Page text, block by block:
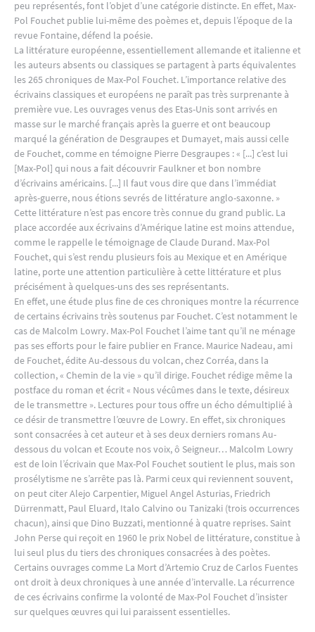
peu représentés, font l’objet d’une catégorie distincte. En effet, Max-
Pol Fouchet publie lui-même des poèmes et, depuis l’époque de la
revue Fontaine, défend la poésie.
La littérature européenne, essentiellement allemande et italienne et
les auteurs absents ou classiques se partagent à parts équivalentes
les 265 chroniques de Max-Pol Fouchet. L’importance relative des
écrivains classiques et européens ne paraît pas très surprenante à
première vue. Les ouvrages venus des Etas-Unis sont arrivés en
masse sur le marché français après la guerre et ont beaucoup
marqué la génération de Desgraupes et Dumayet, mais aussi celle
de Fouchet, comme en témoigne Pierre Desgraupes : « [...] c’est lui
[Max-Pol] qui nous a fait découvrir Faulkner et bon nombre
d’écrivains américains. [...] Il faut vous dire que dans l’immédiat
après-guerre, nous étions sevrés de littérature anglo-saxonne. »
Cette littérature n’est pas encore très connue du grand public. La
place accordée aux écrivains d’Amérique latine est moins attendue,
comme le rappelle le témoignage de Claude Durand. Max-Pol
Fouchet, qui s’est rendu plusieurs fois au Mexique et en Amérique
latine, porte une attention particulière à cette littérature et plus
précisément à quelques-uns des ses représentants.
En effet, une étude plus fine de ces chroniques montre la récurrence
de certains écrivains très soutenus par Fouchet. C’est notamment le
cas de Malcolm Lowry. Max-Pol Fouchet l’aime tant qu’il ne ménage
pas ses efforts pour le faire publier en France. Maurice Nadeau, ami
de Fouchet, édite Au-dessous du volcan, chez Corréa, dans la
collection, « Chemin de la vie » qu’il dirige. Fouchet rédige même la
postface du roman et écrit « Nous vécûmes dans le texte, désireux
de le transmettre ». Lectures pour tous offre un écho démultiplié à
ce désir de transmettre l’œuvre de Lowry. En effet, six chroniques
sont consacrées à cet auteur et à ses deux derniers romans Au-
dessous du volcan et Ecoute nos voix, ô Seigneur… Malcolm Lowry
est de loin l’écrivain que Max-Pol Fouchet soutient le plus, mais son
prosélytisme ne s’arrête pas là. Parmi ceux qui reviennent souvent,
on peut citer Alejo Carpentier, Miguel Angel Asturias, Friedrich
Dürrenmatt, Paul Eluard, Italo Calvino ou Tanizaki (trois occurrences
chacun), ainsi que Dino Buzzati, mentionné à quatre reprises. Saint
John Perse qui reçoit en 1960 le prix Nobel de littérature, constitue à
lui seul plus du tiers des chroniques consacrées à des poètes.
Certains ouvrages comme La Mort d’Artemio Cruz de Carlos Fuentes
ont droit à deux chroniques à une année d’intervalle. La récurrence
de ces écrivains confirme la volonté de Max-Pol Fouchet d’insister
sur quelques œuvres qui lui paraissent essentielles.